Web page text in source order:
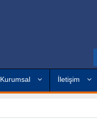
Kurumsal İletişim